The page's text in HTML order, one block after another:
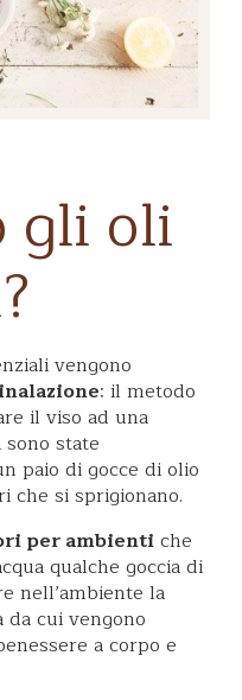
gli oli
vengono
inalazione: il metodo
il viso ad una
state
paio di gocce di olio
che si sprigionano.
per ambientiche
qualche goccia di
nell’ambiente la
da cui vengono
a corpo e